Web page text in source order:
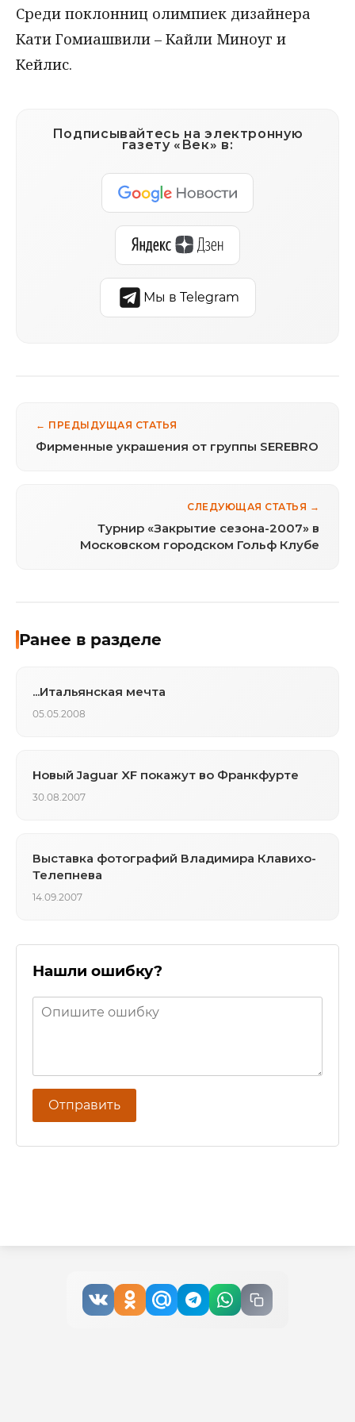
Среди поклонниц олимпиек дизайнера
Кати Гомиашвили – Кайли Миноуг и
Кейлис.
Подписывайтесь на электронную
газету «Век» в:
Мы в Telegram
← ПРЕДЫДУЩАЯ СТАТЬЯ
Фирменные украшения от группы SEREBRO
СЛЕДУЮЩАЯ СТАТЬЯ →
Турнир «Закрытие сезона-2007» в
Московском городском Гольф Клубе
Ранее в разделе
...Итальянская мечта
05.05.2008
Новый Jaguar XF покажут во Франкфурте
30.08.2007
Выставка фотографий Владимира Клавихо-
Телепнева
14.09.2007
Нашли ошибку?
Отправить